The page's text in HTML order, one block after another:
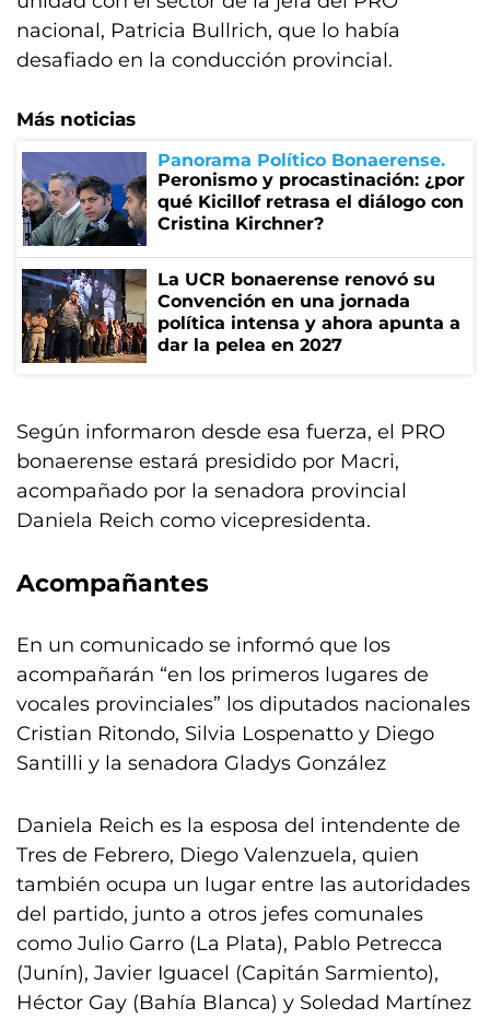
nacional, Patricia Bullrich, que lo había
desafiado en la conducción provincial.
Más noticias
Panorama Político Bonaerense
Peronismo y procastinación: ¿por
qué Kicillof retrasa el diálogo con
Cristina Kirchner?
La UCR bonaerense renovó su
Convención en una jornada
política intensa y ahora apunta a
dar la pelea en 2027
Según informaron desde esa fuerza, el PRO
bonaerense estará presidido por Macri,
acompañado por la senadora provincial
Daniela Reich como vicepresidenta.
Acompañantes
En un comunicado se informó que los
acompañarán “en los primeros lugares de
vocales provinciales” los diputados nacionales
Cristian Ritondo, Silvia Lospenatto y Diego
Santilli y la senadora Gladys González
Daniela Reich es la esposa del intendente de
Tres de Febrero, Diego Valenzuela, quien
también ocupa un lugar entre las autoridades
del partido, junto a otros jefes comunales
como Julio Garro (La Plata), Pablo Petrecca
(Junín), Javier Iguacel (Capitán Sarmiento),
Héctor Gay (Bahía Blanca) y Soledad Martínez